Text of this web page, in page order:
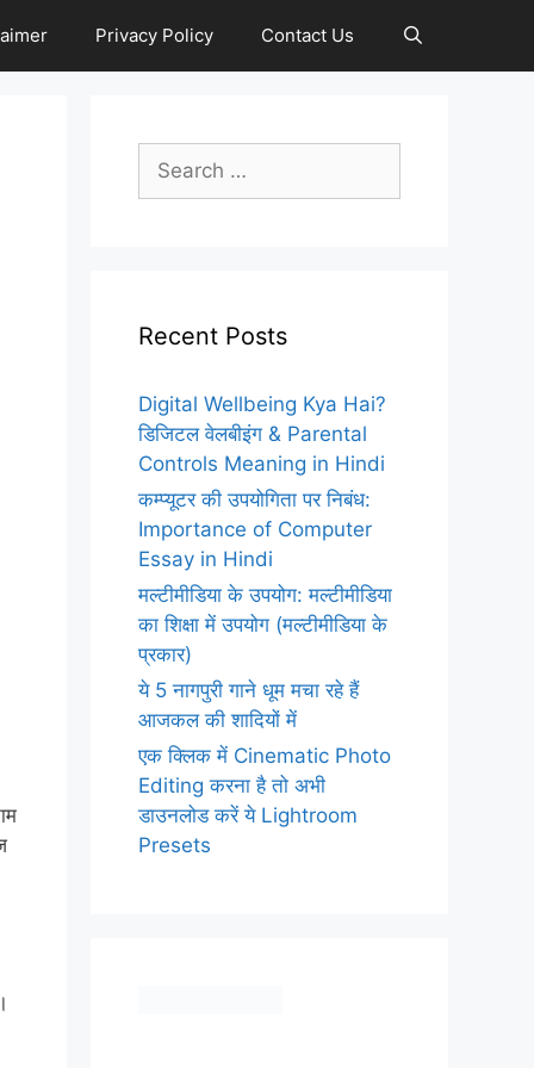
Privacy Policy Contact Us
Search
for:
Recent Posts
Digital Wellbeing Kya Hai?
डिजिटल वेलबीइंग & Parental
Controls Meaning in Hindi
कम्प्यूटर की उपयोगिता पर निबंध:
Importance of Computer
Essay in Hindi
मल्टीमीडिया के उपयोग: मल्टीमीडिया
का शिक्षा में उपयोग (मल्टीमीडिया के
प्रकार)
ये 5 नागपुरी गाने धूम मचा रहे हैं
आजकल की शादियों में
एक क्लिक में Cinematic Photo
Editing करना है तो अभी
डाउनलोड करें ये Lightroom
Presets